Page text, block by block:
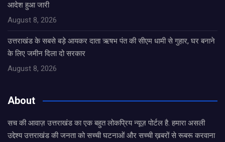
आदेश हुआ जारी
August 8, 2026
उत्तराखंड के सबसे बड़े आयकर दाता ऋषभ पंत की सीएम धामी से गुहार, घर बनाने
के लिए जमीन दिला दो सरकार
August 8, 2026
About
सच की आवाज़ उत्तराखंड का एक बहुत लोकप्रिय न्यूज़ पोर्टल है. हमारा असली
उद्देश्य उत्तराखंड की जनता को सच्ची घटनाओं और सच्ची ख़बरों से रूबरू करवाना